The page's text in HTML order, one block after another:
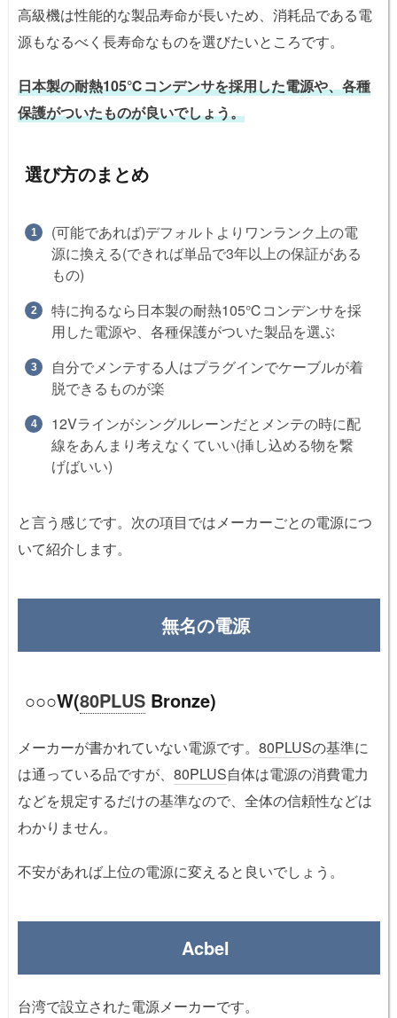
高級機は性能的な製品寿命が長いため、消耗品である電
源もなるべく長寿命なものを選びたいところです。
日本製の耐熱105℃コンデンサを採用した電源や、各種
保護がついたものが良いでしょう。
選び方のまとめ
(可能であれば)デフォルトよりワンランク上の電
源に換える(できれば単品で3年以上の保証がある
もの)
特に拘るなら日本製の耐熱105℃コンデンサを採
用した電源や、各種保護がついた製品を選ぶ
自分でメンテする人はプラグインでケーブルが着
脱できるものが楽
12Vラインがシングルレーンだとメンテの時に配
線をあんまり考えなくていい(挿し込める物を繋
げばいい)
と言う感じです。次の項目ではメーカーごとの電源につ
いて紹介します。
無名の電源
○○○W(80PLUS Bronze)
メーカーが書かれていない電源です。 80PLUSの基準に
は通っている品ですが、 80PLUS自体は電源の消費電力
などを規定するだけの基準なので、全体の信頼性などは
わかりません。
不安があれば上位の電源に変えると良いでしょう。
Acbel
台湾で設立された電源メーカーです。